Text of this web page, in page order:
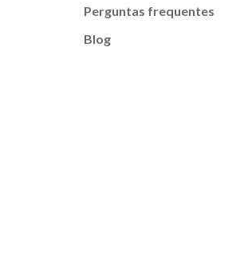
Perguntas frequentes
Blog